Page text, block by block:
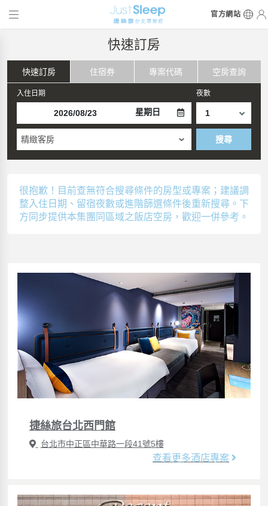
官方網站
快速訂房
快速訂房 住宿券 專案代碼 空房查詢
入住日期
星期日
夜數
精緻客房 搜尋
很抱歉！目前查無符合搜尋條件的房型或專案；建議調
整入住日期、留宿夜數或進階篩選條件後重新搜尋。下
方同步提供本集團同區域之飯店空房，歡迎一併參考。
捷絲旅台北西門館
台北市中正區中華路一段41號5樓
查看更多酒店專案